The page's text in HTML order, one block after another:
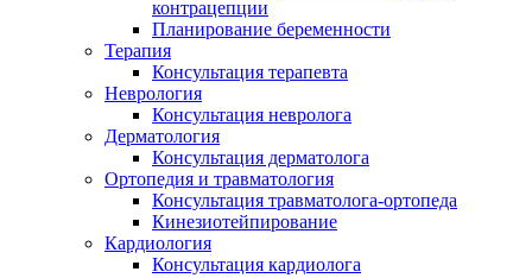
контрацепции
Планирование беременности
Терапия
Консультация терапевта
Неврология
Консультация невролога
Дерматология
Консультация дерматолога
Ортопедия и травматология
Консультация травматолога-ортопеда
Кинезиотейпирование
Кардиология
Консультация кардиолога